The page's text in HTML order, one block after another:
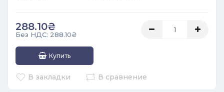
288.10₴
Без НДС: 288.10₴
Купить
В закладки В сравнение